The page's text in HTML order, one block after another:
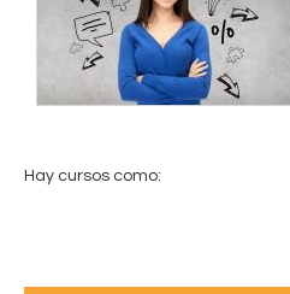
Hay cursos como: